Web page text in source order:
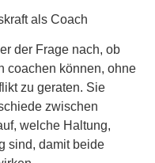
als Coach
der Frage nach, ob
coachen können, ohne
zu geraten. Sie
zwischen
welche Haltung,
sind, damit beide